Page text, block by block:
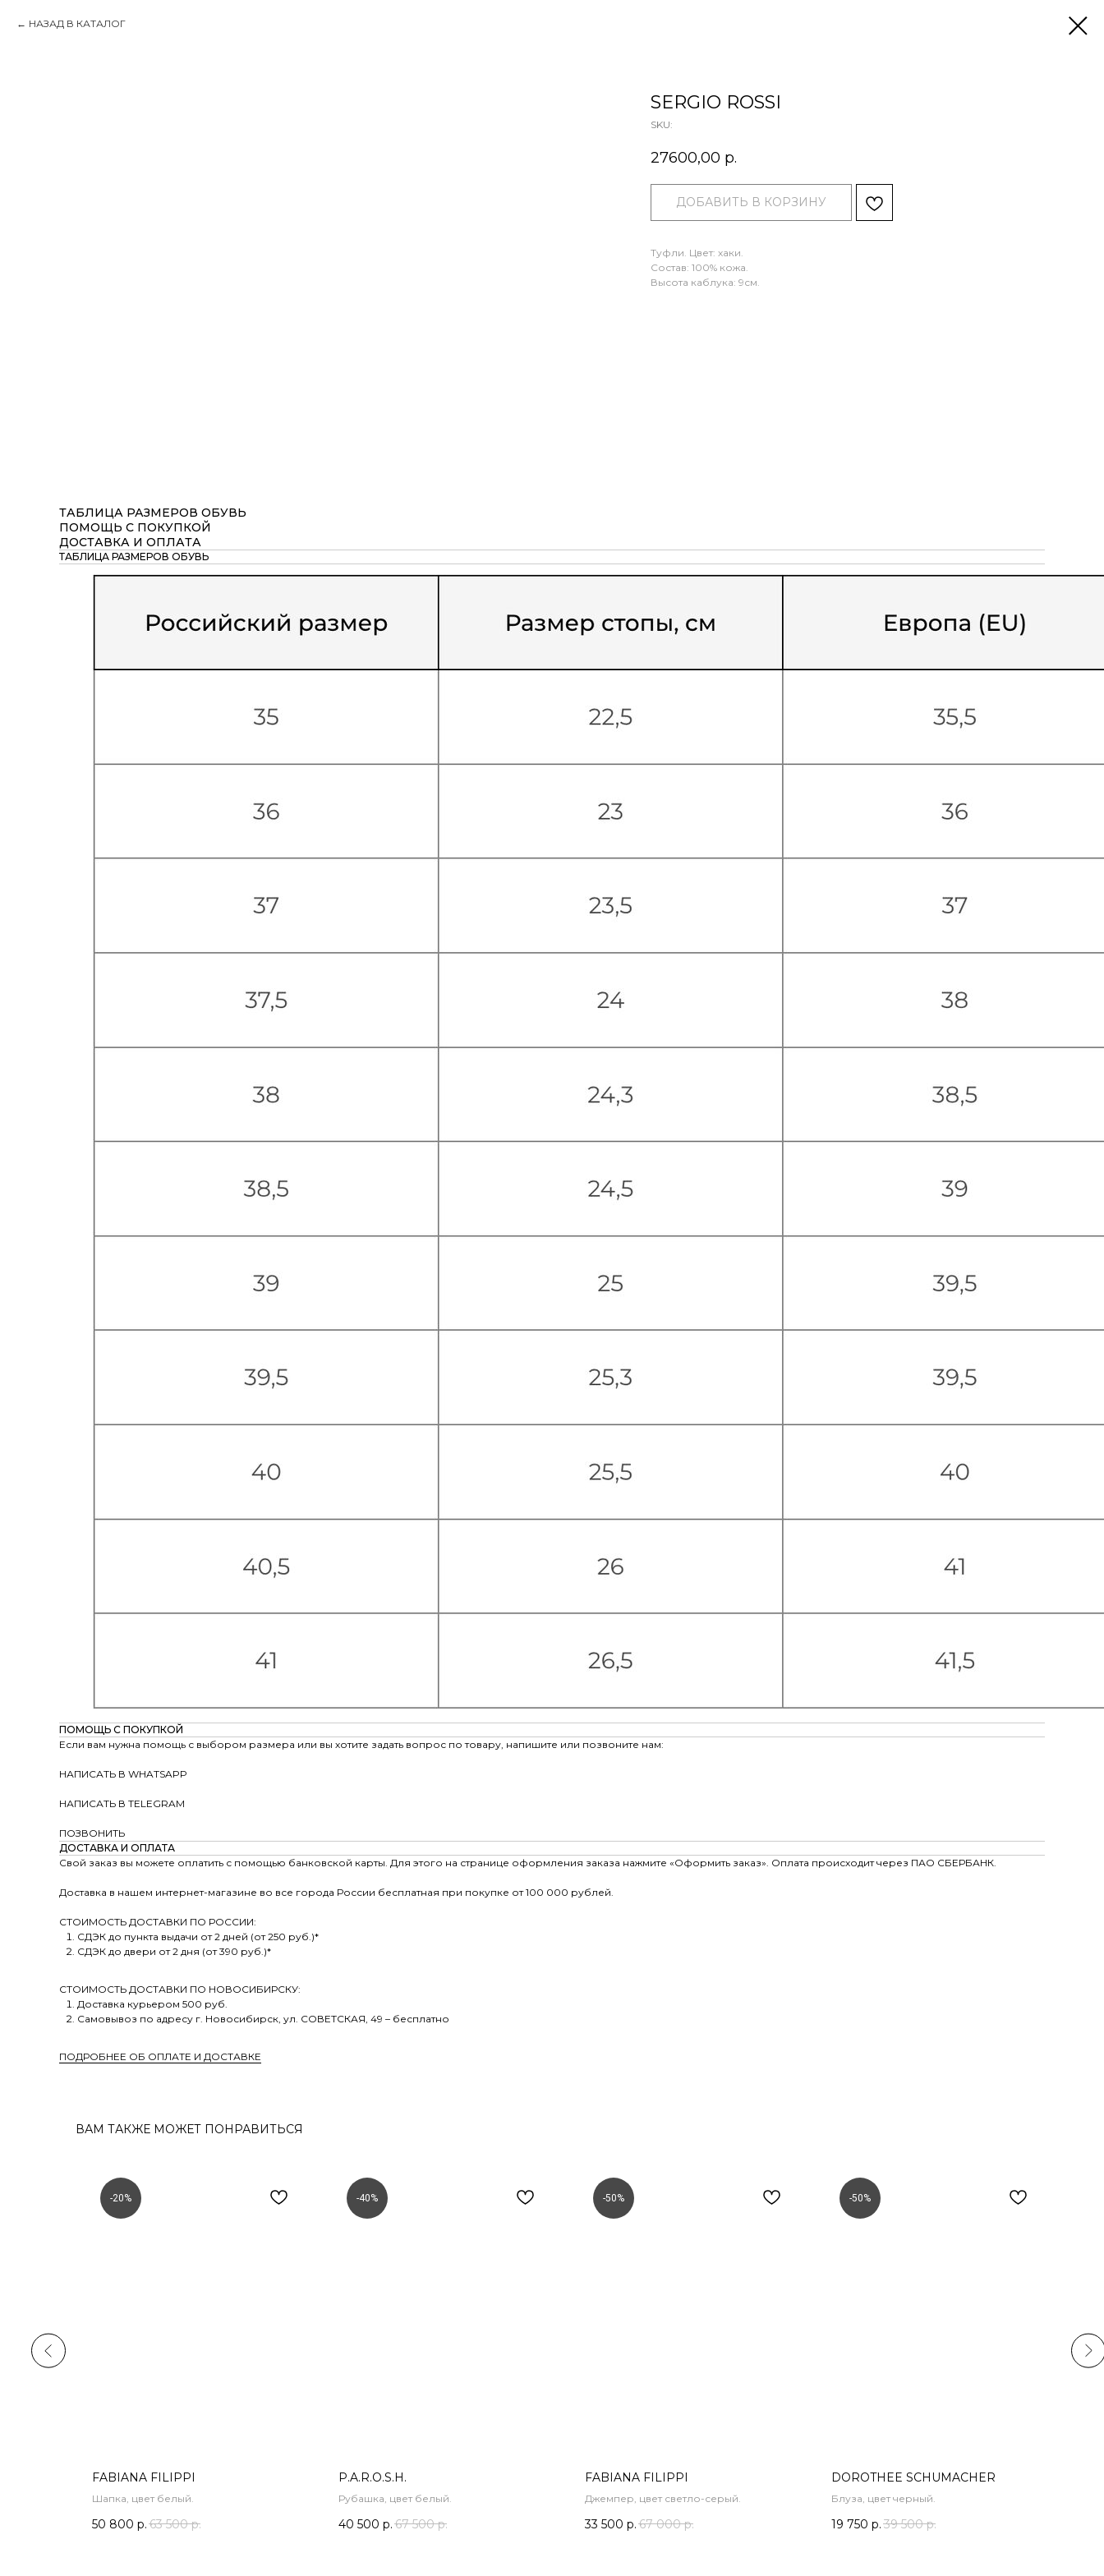
НАЗАД В КАТАЛОГ
SERGIO ROSSI
SKU:
27600,00 р.
ДОБАВИТЬ В КОРЗИНУ
Туфли. Цвет: хаки.
Состав: 100% кожа.
Высота каблука: 9см.
ТАБЛИЦА РАЗМЕРОВ ОБУВЬ
ПОМОЩЬ С ПОКУПКОЙ
ДОСТАВКА И ОПЛАТА
ТАБЛИЦА РАЗМЕРОВ ОБУВЬ
ПОМОЩЬ С ПОКУПКОЙ
Если вам нужна помощь с выбором размера или вы хотите задать вопрос по товару, напишите или позвоните нам:
НАПИСАТЬ В WHATSAPP
НАПИСАТЬ В TELEGRAM
ПОЗВОНИТЬ
ДОСТАВКА И ОПЛАТА
Свой заказ вы можете оплатить с помощью банковской карты. Для этого на странице оформления заказа нажмите «Оформить заказ». Оплата происходит через ПАО СБЕРБАНК.
Доставка в нашем интернет-магазине во все города России бесплатная при покупке от 100 000 рублей.
СТОИМОСТЬ ДОСТАВКИ ПО РОССИИ:
СДЭК до пункта выдачи от 2 дней (от 250 руб.)*
СДЭК до двери от 2 дня (от 390 руб.)*
СТОИМОСТЬ ДОСТАВКИ ПО НОВОСИБИРСКУ:
Доставка курьером 500 руб.
Самовывоз по адресу г. Новосибирск, ул. СОВЕТСКАЯ, 49 – бесплатно
ПОДРОБНЕЕ ОБ ОПЛАТЕ И ДОСТАВКЕ
ВАМ ТАКЖЕ МОЖЕТ ПОНРАВИТЬСЯ
-20%
FABIANA FILIPPI
Шапка, цвет белый.
50 800 р. 63 500 р.
-40%
P.A.R.O.S.H.
Рубашка, цвет белый.
40 500 р. 67 500 р.
-50%
FABIANA FILIPPI
Джемпер, цвет светло-серый.
33 500 р. 67 000 р.
-50%
DOROTHEE SCHUMACHER
Блуза, цвет черный.
19 750 р. 39 500 р.